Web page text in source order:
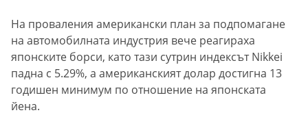
На проваления американски план за подпомагане
на автомобилната индустрия вече реагираха
японските борси, като тази сутрин индексът Nikkei
падна с 5.29%, а американският долар достигна 13
годишен минимум по отношение на японската
йена.